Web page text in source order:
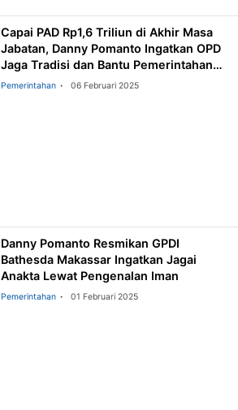
Capai PAD Rp1,6 Triliun di Akhir Masa
Jabatan, Danny Pomanto Ingatkan OPD
Jaga Tradisi dan Bantu Pemerintahan
Mulia
Pemerintahan 06 Februari 2025
Danny Pomanto Resmikan GPDI
Bathesda Makassar Ingatkan Jagai
Anakta Lewat Pengenalan Iman
Pemerintahan 01 Februari 2025